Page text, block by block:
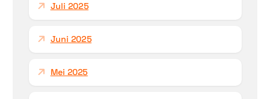
Juli 2025
Juni 2025
Mei 2025